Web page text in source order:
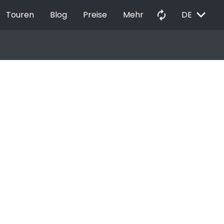
Touren Blog Preise Mehr autorenew DE EXPAND_MORE